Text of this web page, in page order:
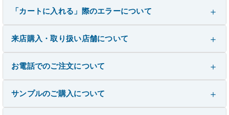
「カートに入れる」際のエラーについて
来店購入・取り扱い店舗について
お電話でのご注文について
サンプルのご購入について